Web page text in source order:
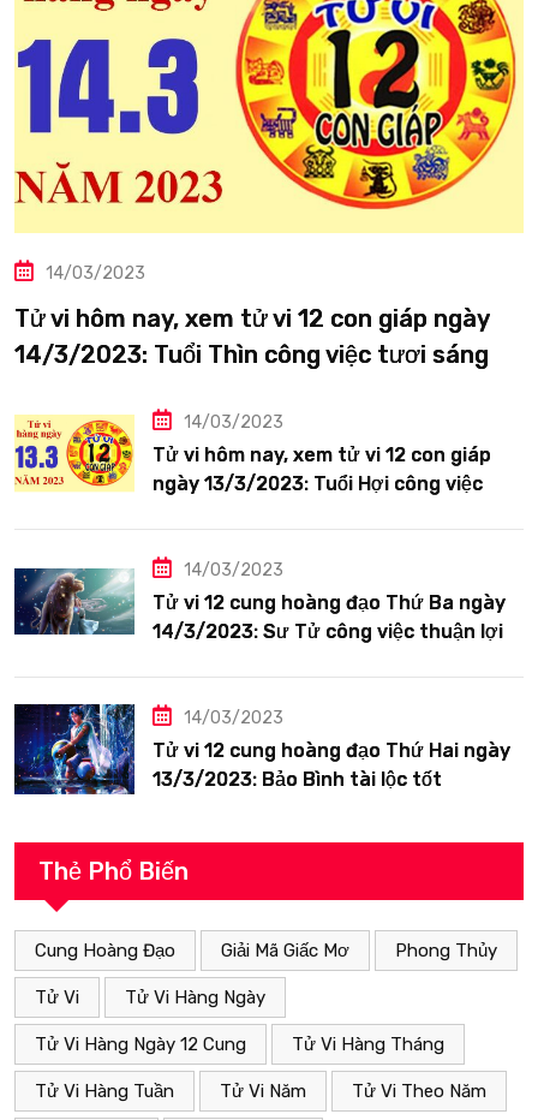
14/03/2023
Tử vi hôm nay, xem tử vi 12 con giáp ngày
14/3/2023: Tuổi Thìn công việc tươi sáng
14/03/2023
Tử vi hôm nay, xem tử vi 12 con giáp
ngày 13/3/2023: Tuổi Hợi công việc
14/03/2023
Tử vi 12 cung hoàng đạo Thứ Ba ngày
14/3/2023: Sư Tử công việc thuận lợi
14/03/2023
Tử vi 12 cung hoàng đạo Thứ Hai ngày
13/3/2023: Bảo Bình tài lộc tốt
Thẻ Phổ Biến
Cung Hoàng Đạo Giải Mã Giấc Mơ Phong Thủy
Tử Vi Tử Vi Hàng Ngày
Tử Vi Hàng Ngày 12 Cung Tử Vi Hàng Tháng
Tử Vi Hàng Tuần Tử Vi Năm Tử Vi Theo Năm